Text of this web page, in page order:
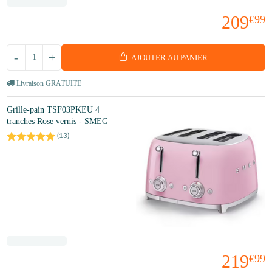
209€99
+
- AJOUTER AU PANIER
Livraison GRATUITE
Grille-pain TSF03PKEU 4
tranches Rose vernis - SMEG
(13)
219€99